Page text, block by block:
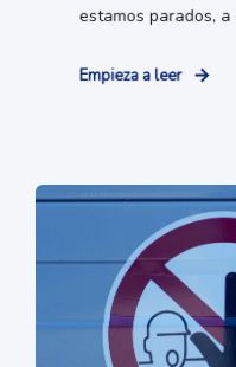
estamos parados,
Empieza a leer